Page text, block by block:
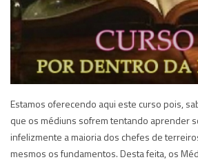
Estamos oferecendo aqui este curso pois,
que os médiuns sofrem tentando aprender
infelizmente a maioria dos chefes de
mesmos os fundamentos. Desta feita, os